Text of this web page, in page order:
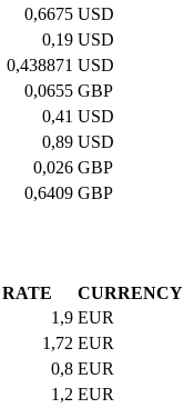
0,6675 USD
0,19 USD
0,438871 USD
0,0655 GBP
0,41 USD
0,89 USD
0,026 GBP
0,6409 GBP
RATE
CURRENCY
1,9 EUR
1,72 EUR
0,8 EUR
1,2 EUR